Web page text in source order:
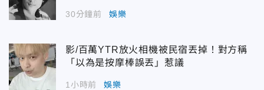
30分鐘前 娛樂
影/百萬YTR放火相機被民宿丟掉！對方稱
「以為是按摩棒誤丟」惹議
1小時前 娛樂